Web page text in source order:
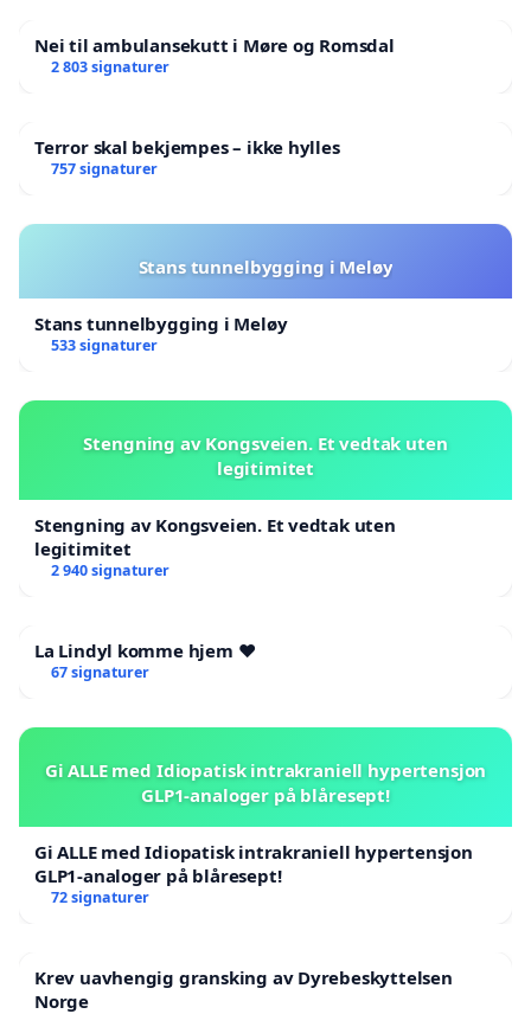
Nei til ambulansekutt i Møre og Romsdal
2 803 signaturer
Terror skal bekjempes – ikke hylles
757 signaturer
Stans tunnelbygging i Meløy
Stans tunnelbygging i Meløy
533 signaturer
Stengning av Kongsveien. Et vedtak uten
legitimitet
Stengning av Kongsveien. Et vedtak uten
legitimitet
2 940 signaturer
La Lindyl komme hjem ❤️
67 signaturer
Gi ALLE med Idiopatisk intrakraniell hypertensjon
GLP1-analoger på blåresept!
Gi ALLE med Idiopatisk intrakraniell hypertensjon
GLP1-analoger på blåresept!
72 signaturer
Krev uavhengig gransking av Dyrebeskyttelsen
Norge